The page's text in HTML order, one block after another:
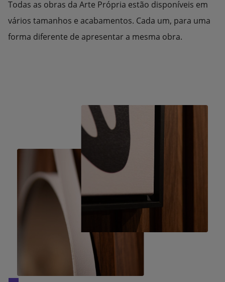
Todas as obras da Arte Própria estão disponíveis em
vários tamanhos e acabamentos. Cada um, para uma
forma diferente de apresentar a mesma obra.